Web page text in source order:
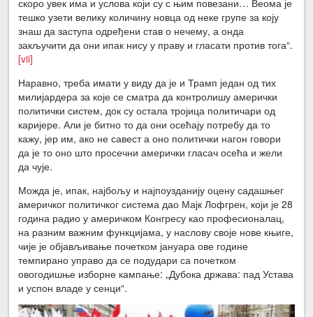
тешко узети велику количину новца од неке групе за коју
знаш да заступа одређени став о нечему, а онда
закључити да они ипак нису у праву и гласати против тога“.
[vii]
Наравно, треба имати у виду да је и Трамп један од тих
милијардера за које се сматра да контролишу амерички
политички систем, док су остала тројица политичари од
каријере. Али је битно то да они осећају потребу да то
кажу, јер им, ако не савест а оно политички нагон говори
да је то оно што просечни амерички гласач осећа и жели
да чује.
Можда је, ипак, најбољу и најпоузданију оцену садашњег
америчког политичког система дао Мајк Лофгрен, који је 28
година радио у америчком Конгресу као професионалац,
на разним важним функцијама, у наслову своје нове књиге,
чије је објављивање почетком јануара ове године
темпирано управо да се подудари са почетком
овогодишње изборне кампање: „Дубока држава: пад Устава
и успон владе у сенци“.